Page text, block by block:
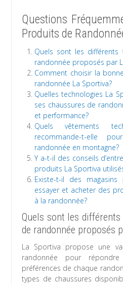
Questions
Produits de
Quels sont les différents
randonnée proposés par
Comment choisir la
randonnée La Sportiva?
Quelles technologies La
ses chaussures de
et performance?
Quels vêtements
recommande-t-elle
randonnée en montagne?
Y a-t-il des conseils
produits La Sportiva
Existe-t-il des
essayer et acheter des
à la randonnée?
Quels sont les
de randonnée proposés
La Sportiva propose une
randonnée pour
préférences de chaque
types de chaussures